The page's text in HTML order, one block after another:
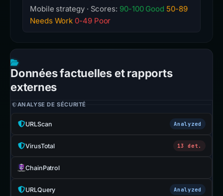
Mobile strategy · Scores: 90-100 Good 50-89
Needs Work 0-49 Poor
Données factuelles et rapports
externes
ANALYSE DE SÉCURITÉ
URLScan Analyzed
VirusTotal 13 det.
ChainPatrol
URLQuery Analyzed